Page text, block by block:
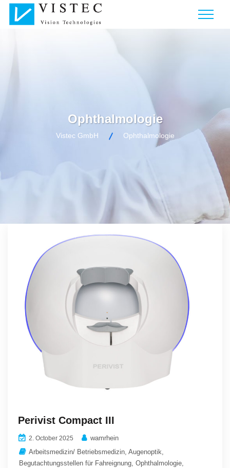
Ophthalmologie
Vistec GmbH Ophthalmologie
Perivist Compact III
2. October 2025
wamrhein
Arbeitsmedizin/ Betriebsmedizin, Augenoptik,
Begutachtungsstellen für Fahreignung, Ophthalmologie,